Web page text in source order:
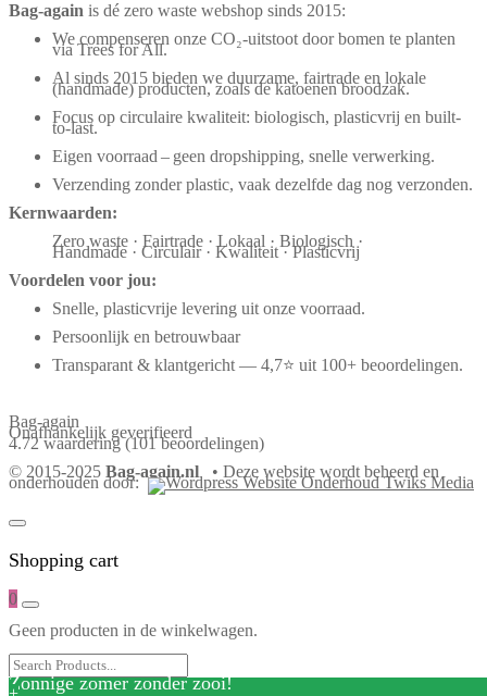
Bag‑again is dé zero waste webshop sinds 2015:
We compenseren onze CO₂-uitstoot door bomen te planten
via Trees for All.
Al sinds 2015 bieden we duurzame, fairtrade en lokale
(handmade) producten, zoals de katoenen broodzak.
Focus op circulaire kwaliteit: biologisch, plasticvrij en built-
to-last.
Eigen voorraad – geen dropshipping, snelle verwerking.
Verzending zonder plastic, vaak dezelfde dag nog verzonden.
Kernwaarden:
Zero waste · Fairtrade · Lokaal · Biologisch ·
Handmade · Circulair · Kwaliteit · Plasticvrij
Voordelen voor jou:
Snelle, plasticvrije levering uit onze voorraad.
Persoonlijk en betrouwbaar
Transparant & klantgericht — 4,7⭐ uit 100+ beoordelingen.
Bag-again
Onafhankelijk geverifieerd
4.72 waardering (101 beoordelingen)
© 2015-2025 Bag-again.nl • Deze website wordt beheerd en
onderhouden door:
Shopping cart
0
Geen producten in de winkelwagen.
Zonnige zomer zonder zooi!